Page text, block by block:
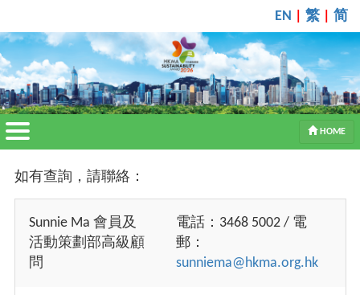
EN 繁 简
HOME
如有查詢，請聯絡：
Sunnie Ma 會員及
活動策劃部高級顧
問
電話：3468 5002 / 電
郵：
sunniema@hkma.org.hk